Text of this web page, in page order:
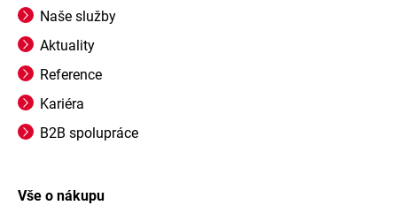
Naše služby
Aktuality
Reference
Kariéra
B2B spolupráce
Vše o nákupu